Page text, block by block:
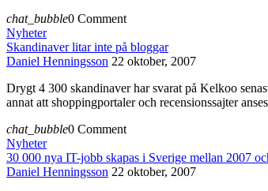
chat_bubble0 Comment
Nyheter
Skandinaver litar inte på bloggar
Daniel Henningsson 22 oktober, 2007
Drygt 4 300 skandinaver har svarat på Kelkoo
annat att shoppingportaler och recensionssajter
chat_bubble0 Comment
Nyheter
30 000 nya IT-jobb skapas i Sverige mellan 2007
Daniel Henningsson 22 oktober, 2007